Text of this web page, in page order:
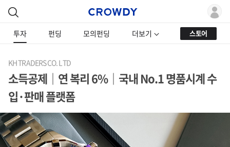
투자 펀딩 모의펀딩 더보기 스토어
KH TRADERS CO. LTD
소득공제｜연 복리 6%｜국내 No.1 명품시계 수
입·판매 플랫폼